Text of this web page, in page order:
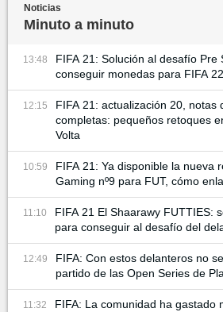
Noticias
Minuto a minuto
13:48
FIFA 21: Solución al desafío Pre
conseguir monedas para FIFA 22
12:15
FIFA 21: actualización 20, notas
completas: pequeños retoques
Volta
10:59
FIFA 21: Ya disponible la nueva
Gaming nº9 para FUT, cómo
11:10
FIFA 21 El Shaarawy FUTTIES:
para conseguir al desafío del
12:49
FIFA: Con estos delanteros no
partido de las Open Series de
11:32
FIFA: La comunidad ha gastado